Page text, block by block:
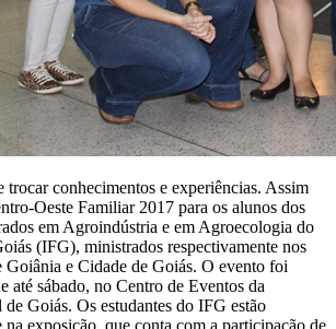
trocar conhecimentos e experiências. Assim
Oeste Familiar 2017 para os alunos dos
em Agroindústria e em Agroecologia do
(IFG), ministrados respectivamente nos
Goiânia e Cidade de Goiás. O evento foi
até sábado, no Centro de Eventos da
Goiás. Os estudantes do IFG estão